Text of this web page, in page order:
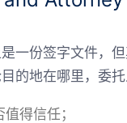
一份签字文件，
的地在哪里，委托
得信任；